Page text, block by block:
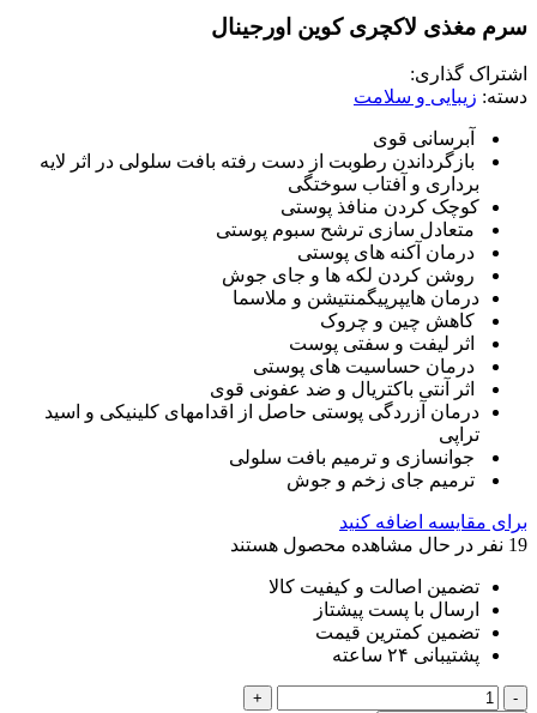
سرم مغذی لاکچری کوین اورجینال
اشتراک گذاری:
دسته: زیبایی و سلامت
آبرسانی قوی
بازگرداندن رطوبت از دست رفته بافت سلولی در اثر لایه
برداری و آفتاب سوختگی
کوچک کردن منافذ پوستی
متعادل سازی ترشح سبوم پوستی
درمان آکنه های پوستی
روشن کردن لکه ها و جای جوش
درمان هایپرپیگمنتیشن و ملاسما
کاهش چین و چروک
اثر لیفت و سفتی پوست
درمان حساسیت های پوستی
اثر آنتی باکتریال و ضد عفونی قوی
درمان آزردگی پوستی حاصل از اقدامهای کلینیکی و اسید
تراپی
جوانسازی و ترمیم بافت سلولی
ترمیم جای زخم و جوش
برای مقایسه اضافه کنید
19 نفر در حال مشاهده محصول هستند
تضمین اصالت و کیفیت کالا
ارسال با پست پیشتاز
تضمین کمترین قیمت
پشتیبانی ۲۴ ساعته
سرم